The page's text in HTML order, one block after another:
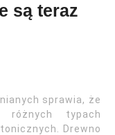
są teraz
sprawia, że
różnych typach
Drewno